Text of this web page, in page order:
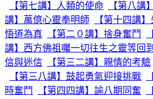
【第七講】人類的使命
【第八講
講】萬億心靈奉明師
【第十四講
悟道為真
【第二０講】捨身奮鬥
講】西方佛祖囑一切往生之靈等回
信與迷信
【第三二講】親情的考驗
【第三八講】鼓起勇氣迎接挑戰
時奮鬥
【第四四講】諭八期同奮